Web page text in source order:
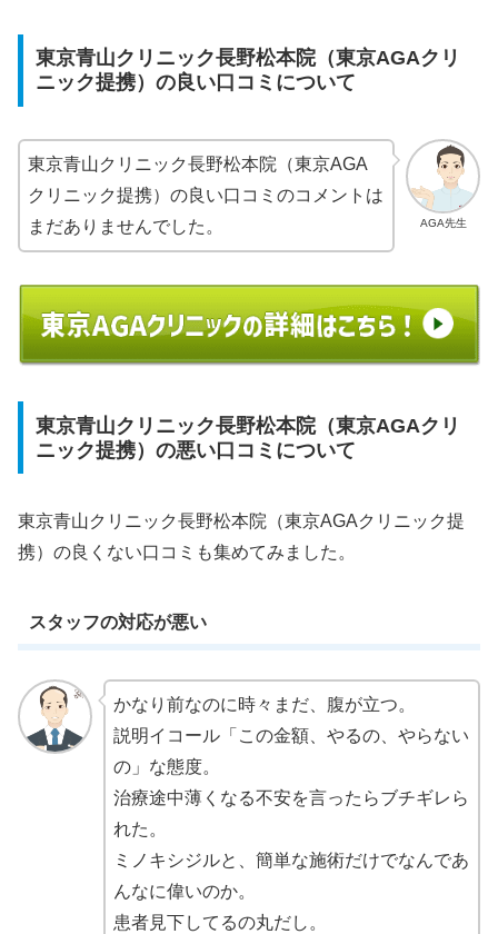
東京青山クリニック長野松本院（東京AGAクリ
ニック提携）の良い口コミについて
AGA先生
東京青山クリニック長野松本院（東京AGA
クリニック提携）の良い口コミのコメントは
まだありませんでした。
東京青山クリニック長野松本院（東京AGAクリ
ニック提携）の悪い口コミについて
東京青山クリニック長野松本院（東京AGAクリニック提
携）の良くない口コミも集めてみました。
スタッフの対応が悪い
かなり前なのに時々まだ、腹が立つ。
説明イコール「この金額、やるの、やらない
の」な態度。
治療途中薄くなる不安を言ったらブチギレら
れた。
ミノキシジルと、簡単な施術だけでなんであ
んなに偉いのか。
患者見下してるの丸だし。